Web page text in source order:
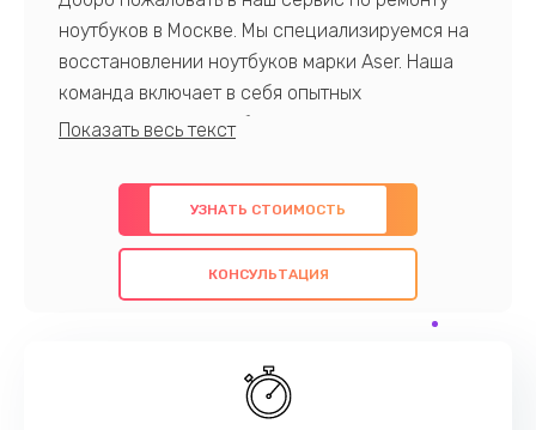
ноутбуков в Москве. Мы специализируемся на
восстановлении ноутбуков марки Aser. Наша
команда включает в себя опытных
профессионалов с обширными знаниями и
предлагаем быстрый и качественный ремонт с
использованием оригинальных компонентов, а
также гарантируем качество всех
проведенных работ. Наша цель - предоставить
наилучшим образом. Не медлите записаться на
УЗНАТЬ СТОИМОСТЬ
КОНСУЛЬТАЦИЯ